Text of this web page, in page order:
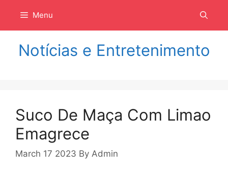
isi
Menu
Notícias e Entretenimento
Suco De Maça Com Limao
Emagrece
March 17 2023 By Admin